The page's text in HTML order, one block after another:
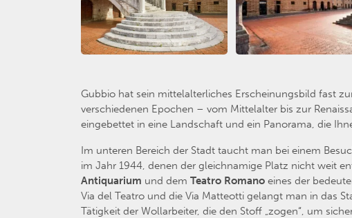
Gubbio hat sein mittelalterliches Erscheinungsbild fast
verschiedenen Epochen – vom Mittelalter bis zur
eingebettet in eine Landschaft und ein Panorama, die
Im unteren Bereich der Stadt taucht man bei einem
im Jahr 1944, denen der gleichnamige Platz nicht weit
Antiquarium und dem Teatro Romano eines der
Via del Teatro und die Via Matteotti gelangt man in das
Tätigkeit der Wollarbeiter, die den Stoff „zogen“, um